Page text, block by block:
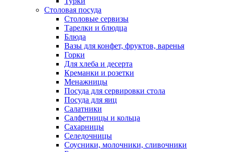
Столовая посуда
Столовые сервизы
Тарелки и блюдца
Блюда
Вазы для конфет, фруктов, варенья
Горки
Для хлеба и десерта
Креманки и розетки
Менажницы
Посуда для сервировки стола
Посуда для яиц
Салатники
Салфетницы и кольца
Сахарницы
Селедочницы
Соусники, молочники, сливочники